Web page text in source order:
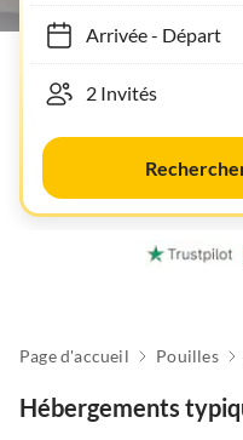
Arrivée- Départ
Page d'accueil Pouilles
Hébergements